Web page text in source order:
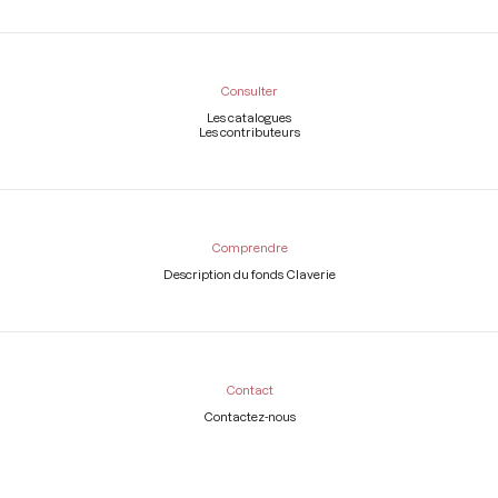
Consulter
Les catalogues
Les contributeurs
Comprendre
Description du fonds Claverie
Contact
Contactez-nous